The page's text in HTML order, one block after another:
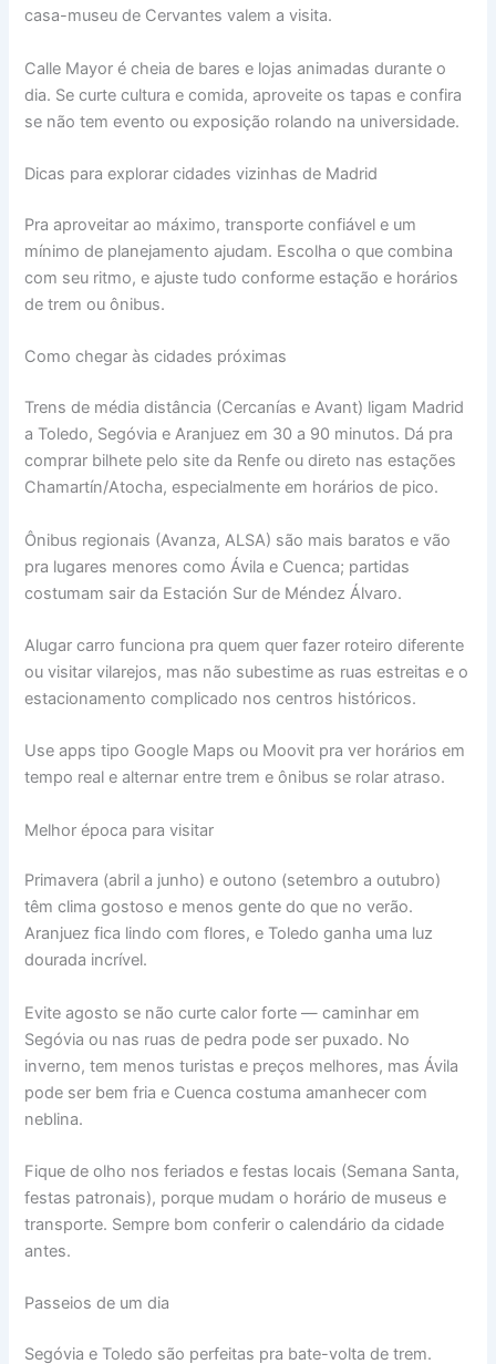
casa-museu de Cervantes valem a visita.
Calle Mayor é cheia de bares e lojas animadas durante o
dia. Se curte cultura e comida, aproveite os tapas e confira
se não tem evento ou exposição rolando na universidade.
Dicas para explorar cidades vizinhas de Madrid
Pra aproveitar ao máximo, transporte confiável e um
mínimo de planejamento ajudam. Escolha o que combina
com seu ritmo, e ajuste tudo conforme estação e horários
de trem ou ônibus.
Como chegar às cidades próximas
Trens de média distância (Cercanías e Avant) ligam Madrid
a Toledo, Segóvia e Aranjuez em 30 a 90 minutos. Dá pra
comprar bilhete pelo site da Renfe ou direto nas estações
Chamartín/Atocha, especialmente em horários de pico.
Ônibus regionais (Avanza, ALSA) são mais baratos e vão
pra lugares menores como Ávila e Cuenca; partidas
costumam sair da Estación Sur de Méndez Álvaro.
Alugar carro funciona pra quem quer fazer roteiro diferente
ou visitar vilarejos, mas não subestime as ruas estreitas e o
estacionamento complicado nos centros históricos.
Use apps tipo Google Maps ou Moovit pra ver horários em
tempo real e alternar entre trem e ônibus se rolar atraso.
Melhor época para visitar
Primavera (abril a junho) e outono (setembro a outubro)
têm clima gostoso e menos gente do que no verão.
Aranjuez fica lindo com flores, e Toledo ganha uma luz
dourada incrível.
Evite agosto se não curte calor forte — caminhar em
Segóvia ou nas ruas de pedra pode ser puxado. No
inverno, tem menos turistas e preços melhores, mas Ávila
pode ser bem fria e Cuenca costuma amanhecer com
neblina.
Fique de olho nos feriados e festas locais (Semana Santa,
festas patronais), porque mudam o horário de museus e
transporte. Sempre bom conferir o calendário da cidade
antes.
Passeios de um dia
Segóvia e Toledo são perfeitas pra bate-volta de trem.